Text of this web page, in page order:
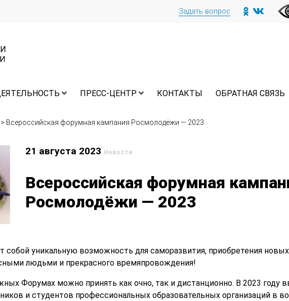
Задать вопрос
ПРЕСС-ЦЕНТР КОНТАКТЫ ОБРАТНАЯ СВЯЗЬ
> Всероссийская форумная кампания Росмолодёжи — 2023
21 августа 2023 Новости
Всероссийская форумная
Росмолодёжи — 2023
собой уникальную возможность для саморазвития, приобретения
людьми и прекрасного времяпровождения!
Форумах можно принять как очно, так и дистанционно. В 2023 году
и студентов профессиональных образовательных организаций в